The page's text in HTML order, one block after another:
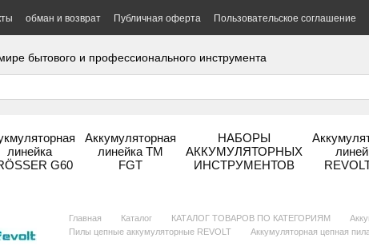
обман и возврат Публичная оферта
Пользовательское соглашение
бытового и профессионального инструмента
линейка
G60
Аккумуляторная
линейка ТМ
FGT
НАБОРЫ
АККУМУЛЯТОРНЫХ
ИНСТРУМЕНТОВ
Главная Каталог КАТАЛОГ ТОВАРОВ ПО КАТЕГОРИЯМ
Пилы цепные аккумуляторные REVOLT
Аккумуляторная цепная